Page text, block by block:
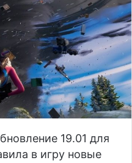
19.01 для
в игру новые